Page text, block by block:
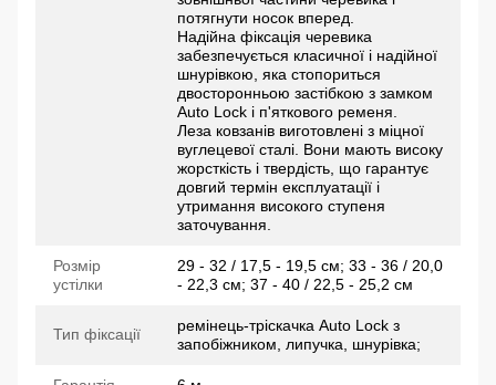
потягнути носок вперед.
Надійна фіксація черевика
забезпечується класичної і надійної
шнурівкою, яка стопориться
двосторонньою застібкою з замком
Auto Lock і п'яткового ременя.
Леза ковзанів виготовлені з міцної
вуглецевої сталі. Вони мають високу
жорсткість і твердість, що гарантує
довгий термін експлуатації і
утримання високого ступеня
заточування.
Розмір
устілки
29 - 32 / 17,5 - 19,5 см; 33 - 36 / 20,0
- 22,3 см; 37 - 40 / 22,5 - 25,2 см
Тип фіксації
ремінець-тріскачка Auto Lock з
запобіжником, липучка, шнурівка;